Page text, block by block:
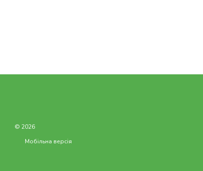
© 2026
Мобільна версія